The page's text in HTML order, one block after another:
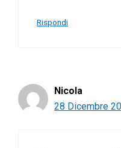
Rispondi
Nicola
28 Dicembre